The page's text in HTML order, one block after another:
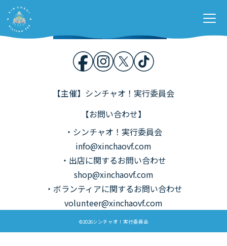
各種募集
お問い合わせ
【主催】シンチャオ！実行委員会
【お問い合わせ】
・シンチャオ！実行委員会
info@xinchaovf.com
・出店に関するお問い合わせ
shop@xinchaovf.com
・ボランティアに関するお問い合わせ
volunteer@xinchaovf.com
©2026シンチャオ！実行委員会